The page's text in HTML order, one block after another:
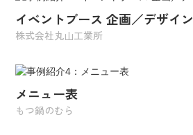
イベントブース 企画／デザイン
株式会社丸山工業所
メニュー表
もつ鍋のむら